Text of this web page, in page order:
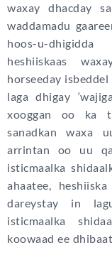
waxay dhacday
waddamadu
hoos-u-dhigidda
heshiiskaas
horseeday isbeddel
laga dhigay
xooggan oo ka
sanadkan waxa
arrintan oo uu
isticmaalka
ahaatee,
dareystay in
isticmaalka
koowaad ee